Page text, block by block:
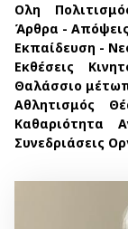
Ολη
Άρθρα - Απόψεις
Εκπαίδευση -
Εκθέσεις
Θαλάσσιο
Αθλητισμός
Καθαριότητα
Συνεδριάσεις